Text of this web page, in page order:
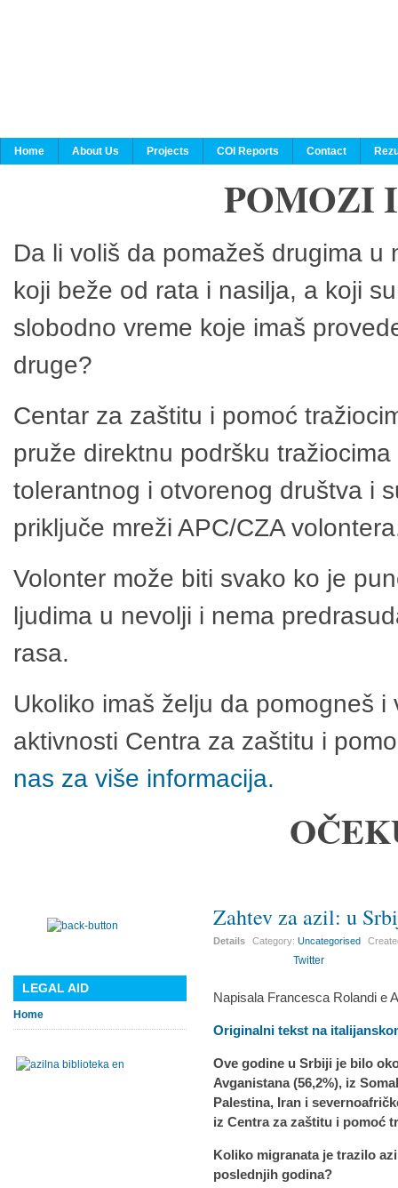
Home About Us Projects COI Reports Contact
POMOZI
Da li voliš da pomažeš drugima
koji beže od rata i nasilja, a koji
slobodno vreme koje imaš
druge?
Centar za zaštitu i pomoć
pruže direktnu podršku
tolerantnog i otvorenog društva i
priključe mreži APC/CZA
Volonter može biti svako ko je
ljudima u nevolji i nema
rasa.
Ukoliko imaš želju da pomogneš
aktivnosti Centra za zaštitu i
nas za više informacija.
Zahtev za azil: u
Details Category:Uncategorised
Twitter
Napisala Francesca Rolandi e
Originalni tekst na
Ove godine u Srbiji je bilo
Avganistana (56,2%), iz
Palestina, Iran i
iz Centra za zaštitu i pomoć
Koliko migranata je trazilo
poslednjih godina?
LEGAL AID
Home